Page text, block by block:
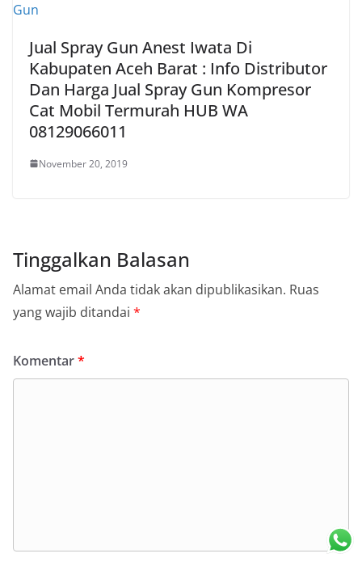
Jual Spray Gun Anest Iwata Di
Kabupaten Aceh Barat : Info Distributor
Dan Harga Jual Spray Gun Kompresor
Cat Mobil Termurah HUB WA
08129066011
November 20, 2019
Tinggalkan Balasan
Alamat email Anda tidak akan dipublikasikan. Ruas
yang wajib ditandai *
Komentar*